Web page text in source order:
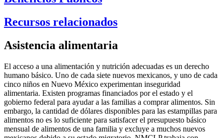
Recursos relacionados
Asistencia alimentaria
El acceso a una alimentación y nutrición adecuadas es un derecho
humano básico. Uno de cada siete nuevos mexicanos, y uno de cada
cinco niños en Nuevo México experimentan inseguridad
alimentaria. Existen programas financiados por el estado y el
gobierno federal para ayudar a las familias a comprar alimentos. Sin
embargo, la cantidad de dólares disponibles para las estampillas para
alimentos no es lo suficiente para satisfacer el presupuesto básico
mensual de alimentos de una familia y excluye a muchos nuevos